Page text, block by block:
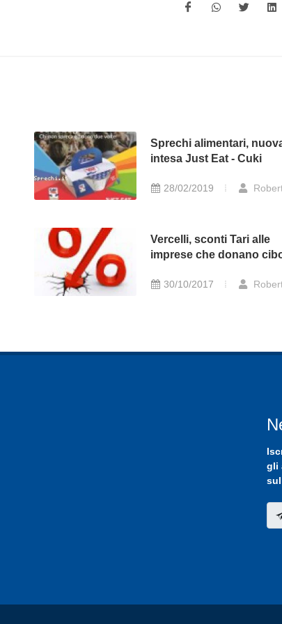
Sprechi alimentari,
intesa Just Eat - Cuki
28/02/2019
Vercelli, sconti Tari alle
imprese che donano
30/10/2017
gli